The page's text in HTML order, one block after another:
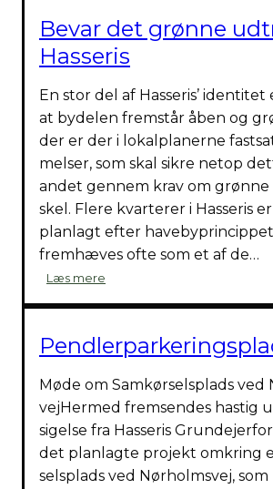
Bevar det grønne
Hasseris
En stor del af Has­se­ris’
at byde­len frem­står åben og
der er der i lokal­pla­ner­ne
mel­ser, som skal sik­re net­op
andet gen­nem krav om grøn­ne
skel. Fle­re kvar­te­rer i Has­se­ris
plan­lagt efter
frem­hæ­ves ofte som et af de…
Læs mere
grøn­
udtryk
Has­
se­
Møde om Sam­kør­sels­plads
vejHer­med frem­sen­des hastig
si­gel­se fra Has­se­ris
det plan­lag­te pro­jekt omkring
sels­plads ved Nør­holms­vej,